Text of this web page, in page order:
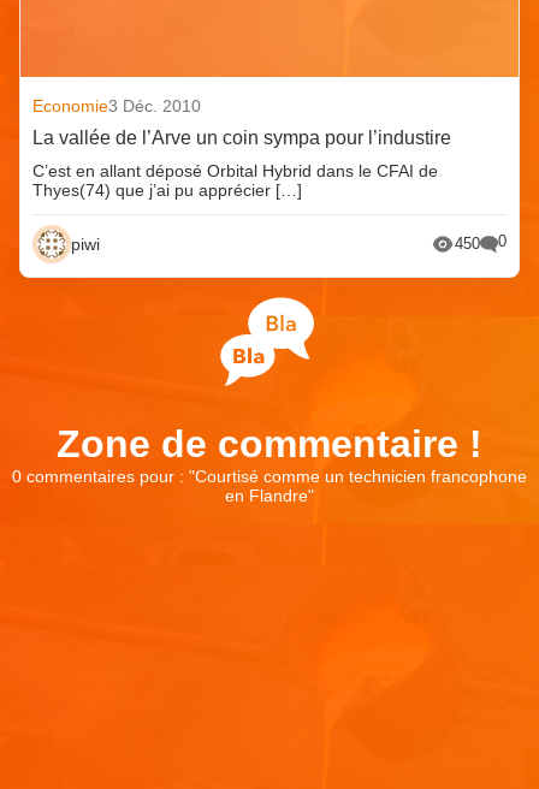
Economie3 Déc. 2010
La vallée de l’Arve un coin sympa pour l’industire
C’est en allant déposé Orbital Hybrid dans le CFAI de
Thyes(74) que j’ai pu apprécier […]
piwi 450 0
Zone de commentaire !
0 commentaires pour : "Courtisé comme un technicien francophone
en Flandre"